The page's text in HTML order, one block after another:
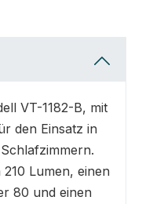
VT-1182-B, mit
den Einsatz in
Lumen, einen
80 und einen